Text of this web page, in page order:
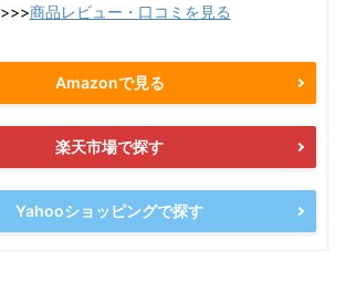
>>>商品レビュー・口コミを見る
Amazonで見る
楽天市場で探す
Yahooショッピングで探す